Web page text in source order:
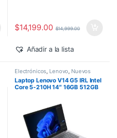
$14,199.00 $14,999.00
Añadir a la lista
Electrónicos Lenovo Nuevos
Laptop Lenovo V14 G5 IRL Intel
Core 5-210H 14″ 16GB 512GB